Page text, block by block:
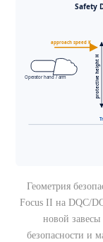
Геометрия
Focus II на DQC/
новой
безопасности и